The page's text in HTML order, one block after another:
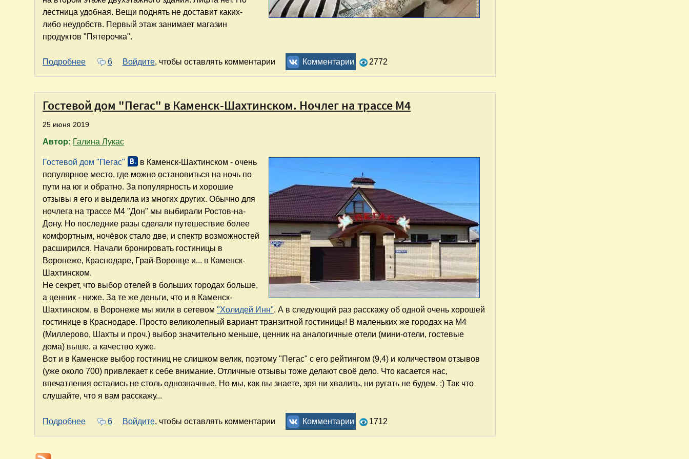
лестница удобная. Вещи поднять не доставит каких-
либо неудобств. Первый этаж занимает магазин
продуктов "Пятерочка".
Подробнее о Мини-отель "Дуэт" в Каменск-Шахтинском. Отзыв
6 Войдите, чтобы оставлять комментарии Комментарии 2772
Гостевой дом "Пегас" в Каменск-Шахтинском. Ночлег на трассе М4
25 июня 2019
Автор: Галина Лукас
Гостевой дом "Пегас"
в Каменск-Шахтинском - очень
популярное место, где можно остановиться на ночь по
пути на юг и обратно. За популярность и хорошие
отзывы я его и выделила из многих других. Обычно для
ночлега на трассе М4 "Дон" мы выбирали Ростов-на-
Дону. Но последние разы сделали путешествие более
комфортным, ночёвок стало две, и спектр возможностей
расширился. Начали бронировать гостиницы в
Воронеже, Краснодаре, Грай-Воронце и... в Каменск-
Шахтинском.
Не секрет, что выбор отелей в больших городах больше,
а ценник - ниже. За те же деньги, что и в Каменск-
Шахтинском, в Воронеже мы жили в сетевом"Холидей Инн". А в следующий раз расскажу об одной очень хорошей
гостинице в Краснодаре. Просто великолепный вариант транзитной гостиницы! В маленьких же городах на М4
(Миллерово, Шахты и проч.) выбор значительно меньше, ценник на аналогичные отели (мини-отели, гостевые
дома) выше, а качество хуже.
Вот и в Каменске выбор гостиниц не слишком велик, поэтому "Пегас" с его рейтингом (9,4) и количеством отзывов
(уже около 700) привлекает к себе внимание. Отличные отзывы тоже делают своё дело. Что касается нас,
впечатления остались не столь однозначные. Но мы, как вы знаете, зря ни хвалить, ни ругать не будем. :) Так что
слушайте, что я вам расскажу...
Подробнее о Гостевой дом "Пегас" в Каменск-Шахтинском. Ночлег на трассе М4
6 Войдите, чтобы оставлять комментарии Комментарии 1712